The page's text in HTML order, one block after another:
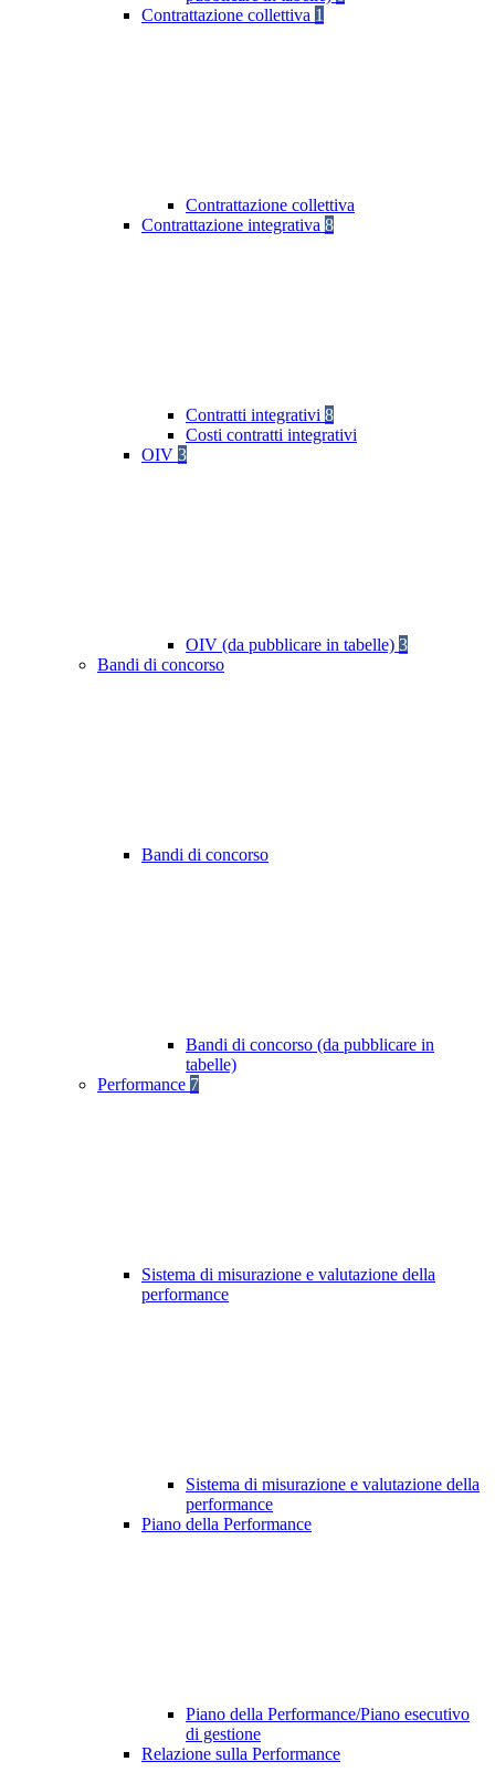
Contrattazione collettiva 1
Contrattazione collettiva
Contrattazione integrativa 8
Contratti integrativi 8
Costi contratti integrativi
OIV 3
OIV (da pubblicare in tabelle) 3
Bandi di concorso
Bandi di concorso
Bandi di concorso (da pubblicare in
tabelle)
Performance 7
Sistema di misurazione e valutazione della
performance
Sistema di misurazione e valutazione della
performance
Piano della Performance
Piano della Performance/Piano esecutivo
di gestione
Relazione sulla Performance